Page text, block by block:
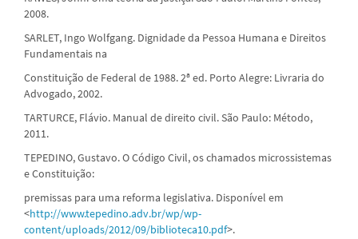
2008.
SARLET, Ingo Wolfgang. Dignidade da Pessoa Humana e Direitos
Fundamentais na
Constituição de Federal de 1988. 2ª ed. Porto Alegre: Livraria do
Advogado, 2002.
TARTURCE, Flávio. Manual de direito civil. São Paulo: Método,
2011.
TEPEDINO, Gustavo. O Código Civil, os chamados microssistemas
e Constituição:
premissas para uma reforma legislativa. Disponível em
<http://www.tepedino.adv.br/wp/wp-
content/uploads/2012/09/biblioteca10.pdf>.